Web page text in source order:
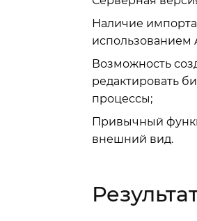
Наличие
использованием
Возможность
редактировать
процессы;
Привычный
внешний вид.